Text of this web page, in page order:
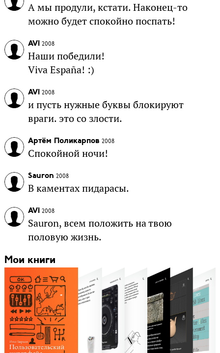
А мы продули, кстати. Наконец-то
можно будет спокойно поспать!
AVI 2008
Наши победили!
Viva España! :)
AVI 2008
и пусть нужные буквы блокируют
враги. это со злости.
Артём Поликарпов 2008
Спокойной ночи!
Sauron 2008
В каментах пидарасы.
AVI 2008
Sauron, всем положить на твою
половую жизнь.
Мои книги